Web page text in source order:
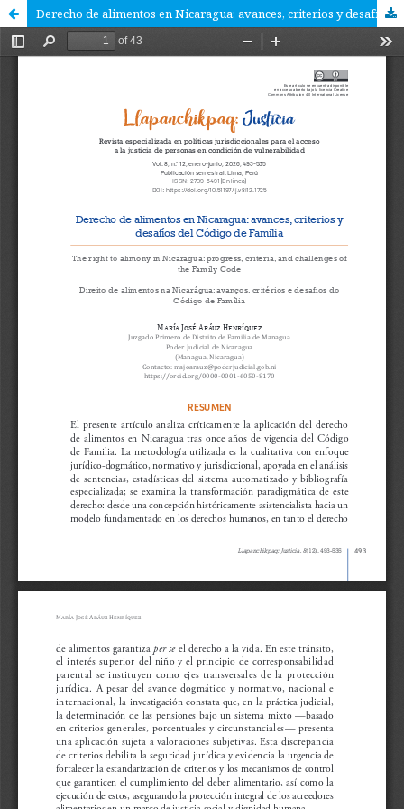
Derecho de alimentos en Nicaragua: avances, criterios y desafíos del Código de Familia